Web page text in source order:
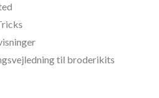
til broderikits